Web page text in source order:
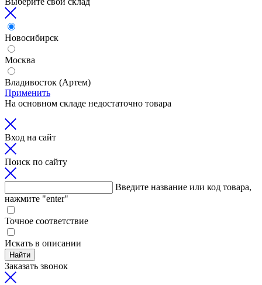
Новосибирск
Москва
Владивосток (Артем)
Применить
На основном складе недостаточно товара
Вход на сайт
Поиск по сайту
Введите название или код товара,
нажмите "enter"
Точное соответствие
Искать в описании
Найти
Заказать звонок